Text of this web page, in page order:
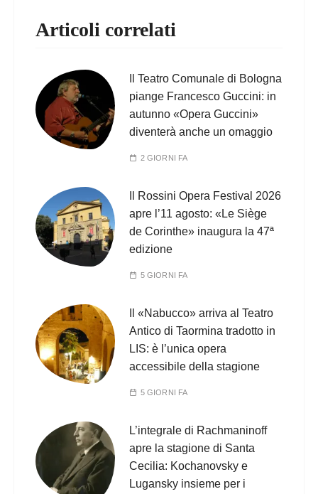
Articoli correlati
Il Teatro Comunale di Bologna
piange Francesco Guccini: in
autunno «Opera Guccini»
diventerà anche un omaggio
2 GIORNI FA
Il Rossini Opera Festival 2026
apre l’11 agosto: «Le Siège
de Corinthe» inaugura la 47ª
edizione
5 GIORNI FA
Il «Nabucco» arriva al Teatro
Antico di Taormina tradotto in
LIS: è l’unica opera
accessibile della stagione
5 GIORNI FA
L’integrale di Rachmaninoff
apre la stagione di Santa
Cecilia: Kochanovsky e
Lugansky insieme per i